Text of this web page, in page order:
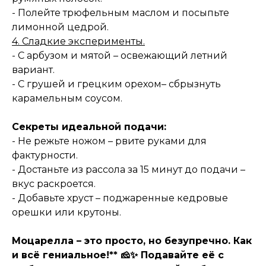
- Полейте трюфельным маслом и посыпьте
лимонной цедрой.
4. Сладкие эксперименты.
- С арбузом и мятой – освежающий летний
вариант.
- С грушей и грецким орехом– сбрызнуть
карамельным соусом.
Секреты идеальной подачи:
- Не режьте ножом – рвите руками для
фактурности.
- Достаньте из рассола за 15 минут до подачи –
вкус раскроется.
- Добавьте хруст – поджаренные кедровые
орешки или крутоны.
Моцарелла – это просто, но безупречно. Как
и всё гениальное!** 🧀✨ Подавайте её с